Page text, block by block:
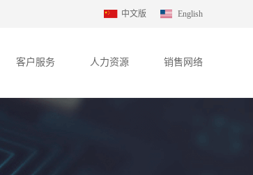
中文版 English
客户服务 人力资源 销售网络